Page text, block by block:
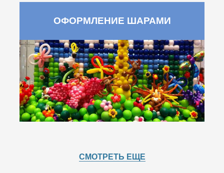
ОФОРМЛЕНИЕ ШАРАМИ
СМОТРЕТЬ ЕЩЕ